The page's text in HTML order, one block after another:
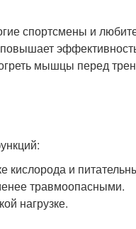
спортсмены и
мышцы перед
кислорода и
травмоопасными.
нагрузке.